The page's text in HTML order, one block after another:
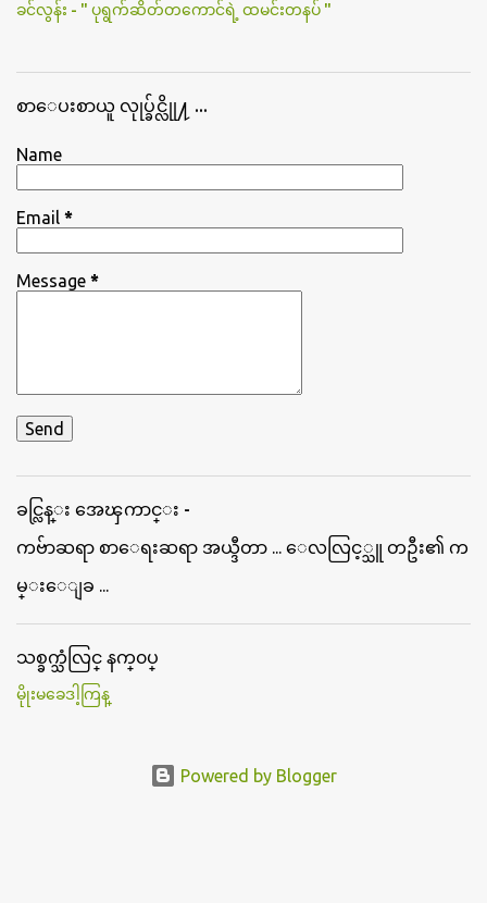
ခင်လွန်း - " ပုရွက်ဆိတ်တကောင်ရဲ့ ထမင်းတနပ် "
စာေပးစာယူ လုုပ္ခ်င္လိုု႔ ...
Name
Email *
Message *
ခင္လြန္း အေၾကာင္း -
ကဗ်ာဆရာ စာေရးဆရာ အယ္ဒီတာ ... ေလလြင့္သူ တဦး၏ က
မ္းေျခ ...
သစ္ခက္သံလြင္ နက္၀ပ္
မိုုးမခေဒါ့ကြန္
Powered by Blogger